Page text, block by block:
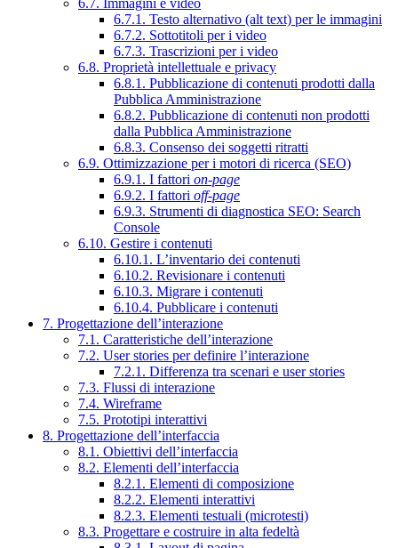
6.7.1. Testo alternativo (alt text) per le immagini
6.7.2. Sottotitoli per i video
6.7.3. Trascrizioni per i video
6.8. Proprietà intellettuale e privacy
6.8.1. Pubblicazione di contenuti prodotti dalla
Pubblica Amministrazione
6.8.2. Pubblicazione di contenuti non prodotti
dalla Pubblica Amministrazione
6.8.3. Consenso dei soggetti ritratti
6.9. Ottimizzazione per i motori di ricerca (SEO)
6.9.1. I fattori on-page
6.9.2. I fattori off-page
6.9.3. Strumenti di diagnostica SEO: Search
Console
6.10. Gestire i contenuti
6.10.1. L’inventario dei contenuti
6.10.2. Revisionare i contenuti
6.10.3. Migrare i contenuti
6.10.4. Pubblicare i contenuti
7. Progettazione dell’interazione
7.1. Caratteristiche dell’interazione
7.2. User stories per definire l’interazione
7.2.1. Differenza tra scenari e user stories
7.3. Flussi di interazione
7.4. Wireframe
7.5. Prototipi interattivi
8. Progettazione dell’interfaccia
8.1. Obiettivi dell’interfaccia
8.2. Elementi dell’interfaccia
8.2.1. Elementi di composizione
8.2.2. Elementi interattivi
8.2.3. Elementi testuali (microtesti)
8.3. Progettare e costruire in alta fedeltà